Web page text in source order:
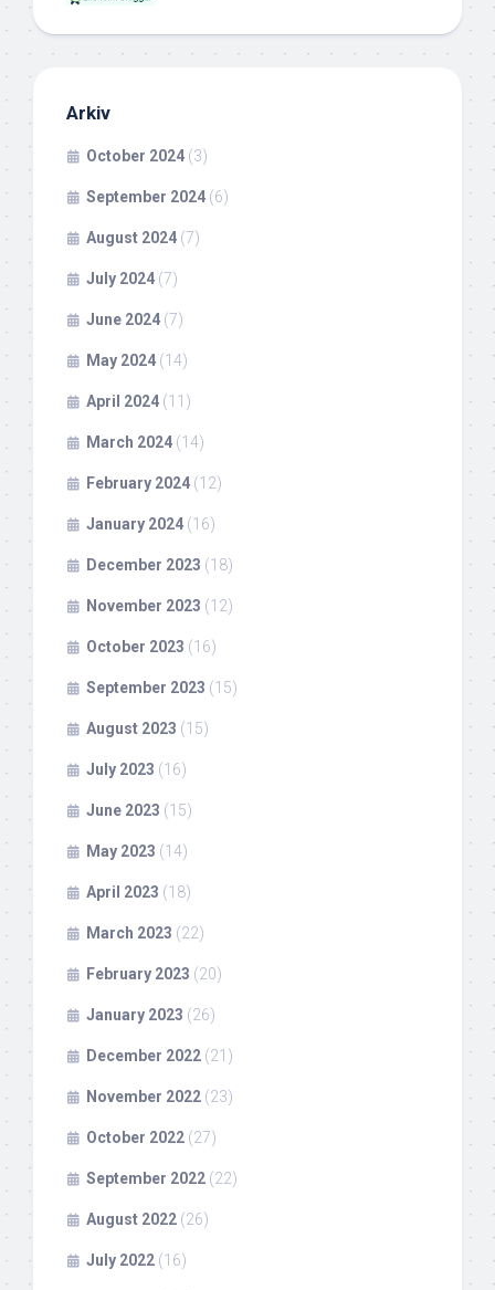
Arkiv
October 2024 (3)
September 2024 (6)
August 2024 (7)
July 2024 (7)
June 2024 (7)
May 2024 (14)
April 2024 (11)
March 2024 (14)
February 2024 (12)
January 2024 (16)
December 2023 (18)
November 2023 (12)
October 2023 (16)
September 2023 (15)
August 2023 (15)
July 2023 (16)
June 2023 (15)
May 2023 (14)
April 2023 (18)
March 2023 (22)
February 2023 (20)
January 2023 (26)
December 2022 (21)
November 2022 (23)
October 2022 (27)
September 2022 (22)
August 2022 (26)
July 2022 (16)